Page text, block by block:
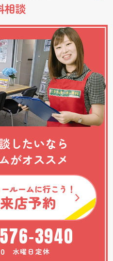
相談
したいなら
がオススメ
ルームに行こう！
来店予約
3940
水曜日定休